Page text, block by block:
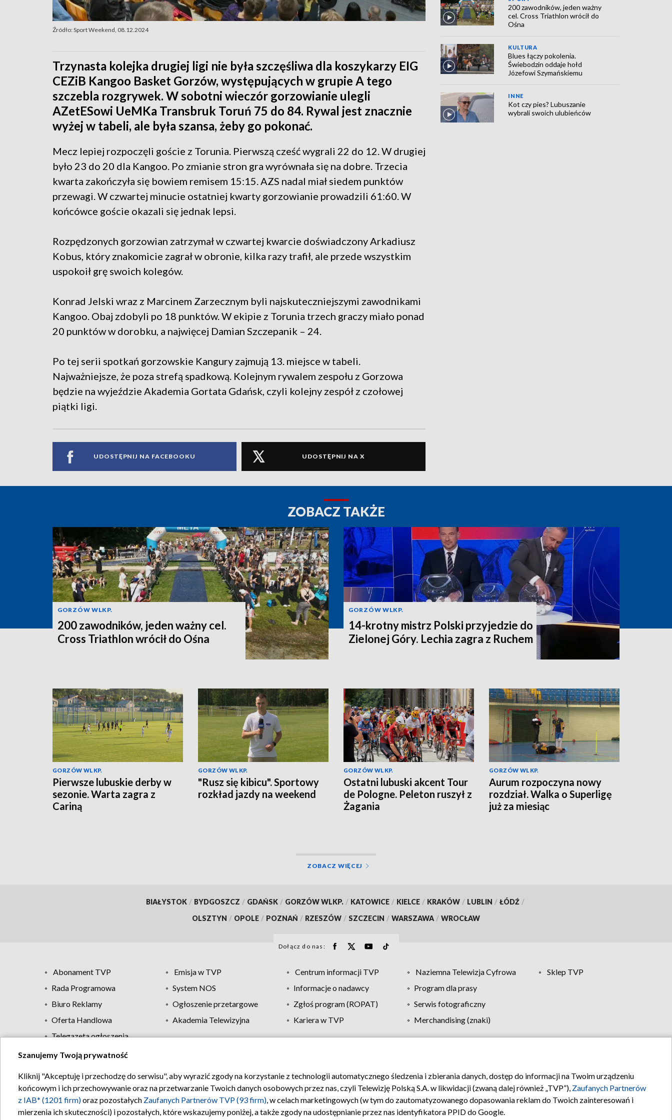
Źródło: Sport Weekend, 08.12.2024
Trzynasta kolejka drugiej ligi nie była szczęśliwa dla koszykarzy EIG
CEZiB Kangoo Basket Gorzów, występujących w grupie A tego
szczebla rozgrywek. W sobotni wieczór gorzowianie ulegli
AZetESowi UeMKa Transbruk Toruń 75 do 84. Rywal jest znacznie
wyżej w tabeli, ale była szansa, żeby go pokonać.
Mecz lepiej rozpoczęli goście z Torunia. Pierwszą cześć wygrali 22 do 12. W drugiej
było 23 do 20 dla Kangoo. Po zmianie stron gra wyrównała się na dobre. Trzecia
kwarta zakończyła się bowiem remisem 15:15. AZS nadal miał siedem punktów
przewagi. W czwartej minucie ostatniej kwarty gorzowianie prowadzili 61:60. W
końcówce goście okazali się jednak lepsi.
Rozpędzonych gorzowian zatrzymał w czwartej kwarcie doświadczony Arkadiusz
Kobus, który znakomicie zagrał w obronie, kilka razy trafił, ale przede wszystkim
uspokoił grę swoich kolegów.
Konrad Jelski wraz z Marcinem Zarzecznym byli najskuteczniejszymi zawodnikami
Kangoo. Obaj zdobyli po 18 punktów. W ekipie z Torunia trzech graczy miało ponad
20 punktów w dorobku, a najwięcej Damian Szczepanik – 24.
Po tej serii spotkań gorzowskie Kangury zajmują 13. miejsce w tabeli.
Najważniejsze, że poza strefą spadkową. Kolejnym rywalem zespołu z Gorzowa
będzie na wyjeździe Akademia Gortata Gdańsk, czyli kolejny zespół z czołowej
piątki ligi.
UDOSTĘPNIJ NA FACEBOOKU UDOSTĘPNIJ NA X
200 zawodników, jeden ważny
cel. Cross Triathlon wrócił do
Ośna
KULTURA
Blues łączy pokolenia.
Świebodzin oddaje hołd
Józefowi Szymańskiemu
INNE
Kot czy pies? Lubuszanie
wybrali swoich ulubieńców
ZOBACZ TAKŻE
GORZÓW WLKP.
200 zawodników, jeden ważny cel.
Cross Triathlon wrócił do Ośna
GORZÓW WLKP.
14-krotny mistrz Polski przyjedzie do
Zielonej Góry. Lechia zagra z Ruchem
GORZÓW WLKP.
Pierwsze lubuskie derby w
sezonie. Warta zagra z
Cariną
GORZÓW WLKP.
"Rusz się kibicu". Sportowy
rozkład jazdy na weekend
GORZÓW WLKP.
Ostatni lubuski akcent Tour
de Pologne. Peleton ruszył z
Żagania
GORZÓW WLKP.
Aurum rozpoczyna nowy
rozdział. Walka o Superligę
już za miesiąc
ZOBACZ WIĘCEJ
BIAŁYSTOK / BYDGOSZCZ / GDAŃSK / GORZÓW WLKP. / KATOWICE / KIELCE / KRAKÓW / LUBLIN / ŁÓDŹ /
OLSZTYN / OPOLE / POZNAŃ / RZESZÓW / SZCZECIN / WARSZAWA / WROCŁAW
Dołącz do nas:
Abonament TVP Emisja w TVP Centrum informacji TVP Naziemna Telewizja Cyfrowa
Sklep TVP
Rada Programowa
System NOS Informacje o nadawcy
Program dla prasy
Biuro Reklamy
Ogłoszenie przetargowe Zgłoś program (ROPAT)
Serwis fotograficzny
Oferta Handlowa
Akademia Telewizyjna Kariera w TVP
Merchandising (znaki)
Telegazeta ogłoszenia
Regulamin TVP Polityka prywatności Moje zgody Pomoc Biuro reklamy Kontakt
Szanujemy Twoją prywatność
Kliknij "Akceptuję i przechodzę do serwisu", aby wyrazić zgody na korzystanie z technologii automatycznego śledzenia i zbierania danych, dostęp do informacji na Twoim urządzeniu
końcowym i ich przechowywanie oraz na przetwarzanie Twoich danych osobowych przez nas, czyli Telewizję Polską S.A. w likwidacji (zwaną dalej również „TVP”), Zaufanych Partnerów
z IAB* (1201 firm)oraz pozostałych Zaufanych Partnerów TVP (93 firm), w celach marketingowych (w tym do zautomatyzowanego dopasowania reklam do Twoich zainteresowań i
mierzenia ich skuteczności) i pozostałych, które wskazujemy poniżej, a także zgody na udostępnianie przez nas identyfikatora PPID do Google.